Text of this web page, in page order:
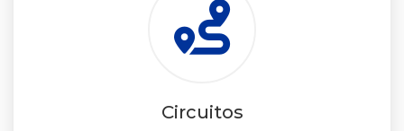
Circuitos